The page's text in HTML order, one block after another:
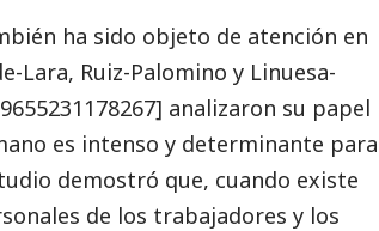
ha sido objeto de atención en
Lara, Ruiz-Palomino y Linuesa-
analizaron su papel
es intenso y determinante para
demostró que, cuando existe
de los trabajadores y los